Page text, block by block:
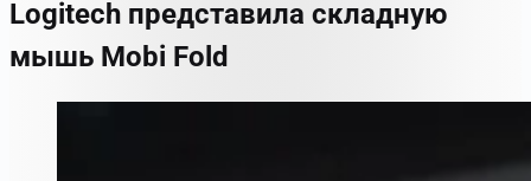
Logitech представила складную
мышь Mobi Fold